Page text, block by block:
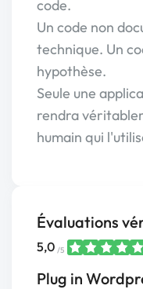
code.
Un code non
technique. Un
hypothèse.
Seule une
rendra
humain qui
Évaluations
5,0 /5
Plug in